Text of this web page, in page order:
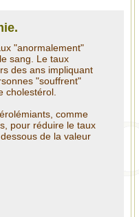
"anormalement"
sang. Le taux
des ans impliquant
"souffrent"
cholestérol.
comme
pour réduire le taux
de la valeur